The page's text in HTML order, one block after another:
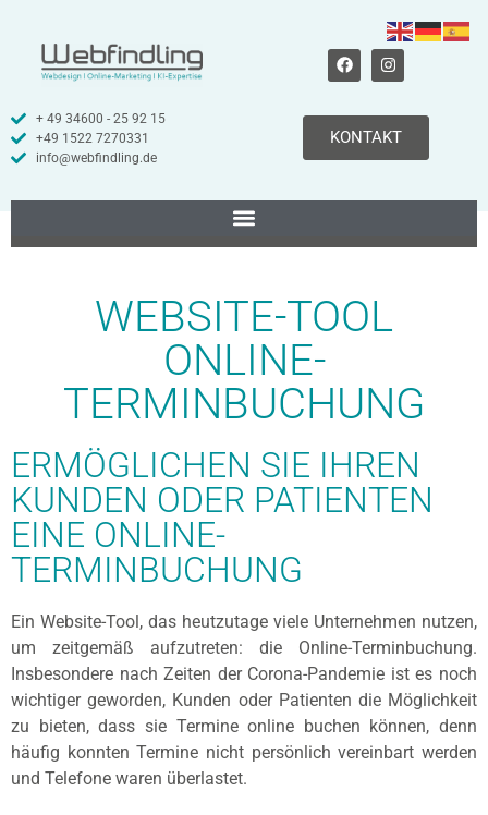
+ 49 34600 - 25 92 15
+49 1522 7270331
info@webfindling.de
KONTAKT
WEBSITE-TOOL
ONLINE-
TERMINBUCHUNG
ERMÖGLICHEN SIE IHREN
KUNDEN ODER PATIENTEN
EINE ONLINE-
TERMINBUCHUNG
Ein Website-Tool, das heutzutage viele Unternehmen nutzen,
um zeitgemäß aufzutreten: die Online-Terminbuchung.
Insbesondere nach Zeiten der Corona-Pandemie ist es noch
wichtiger geworden, Kunden oder Patienten die Möglichkeit
zu bieten, dass sie Termine online buchen können, denn
häufig konnten Termine nicht persönlich vereinbart werden
und Telefone waren überlastet.